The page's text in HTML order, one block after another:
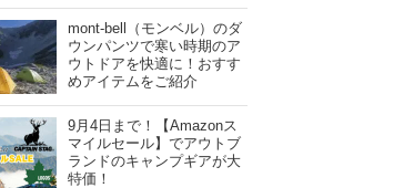
mont-bell（モンベル）のダ
ウンパンツで寒い時期のア
ウトドアを快適に！おすす
めアイテムをご紹介
9月4日まで！【Amazonス
マイルセール】でアウトブ
ランドのキャンプギアが大
特価！